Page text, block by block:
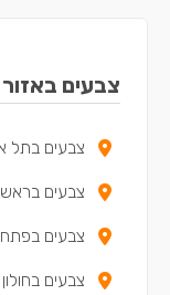
צבעים
צבעים בתל
צבעים
צבעים בפתח
צבעים בחולון